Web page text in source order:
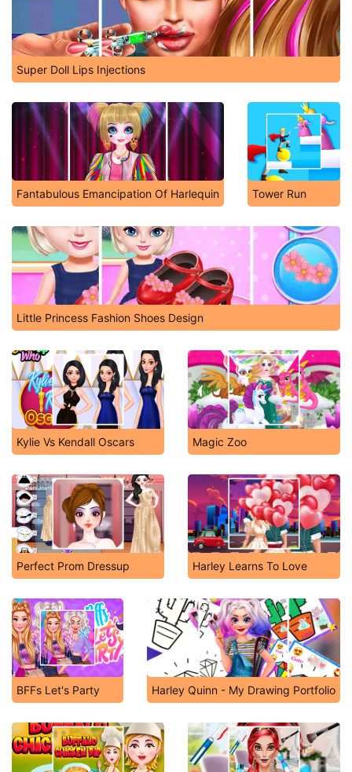
Super Doll Lips Injections
Fantabulous Emancipation Of Harlequin Tower Run
Little Princess Fashion Shoes Design
Kylie Vs Kendall Oscars Magic Zoo
Perfect Prom Dressup Harley Learns To Love
BFFs Let's Party Harley Quinn - My Drawing Portfolio